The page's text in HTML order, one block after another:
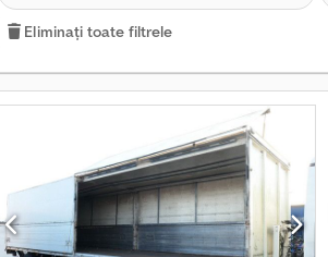
Eliminați toate filtrele